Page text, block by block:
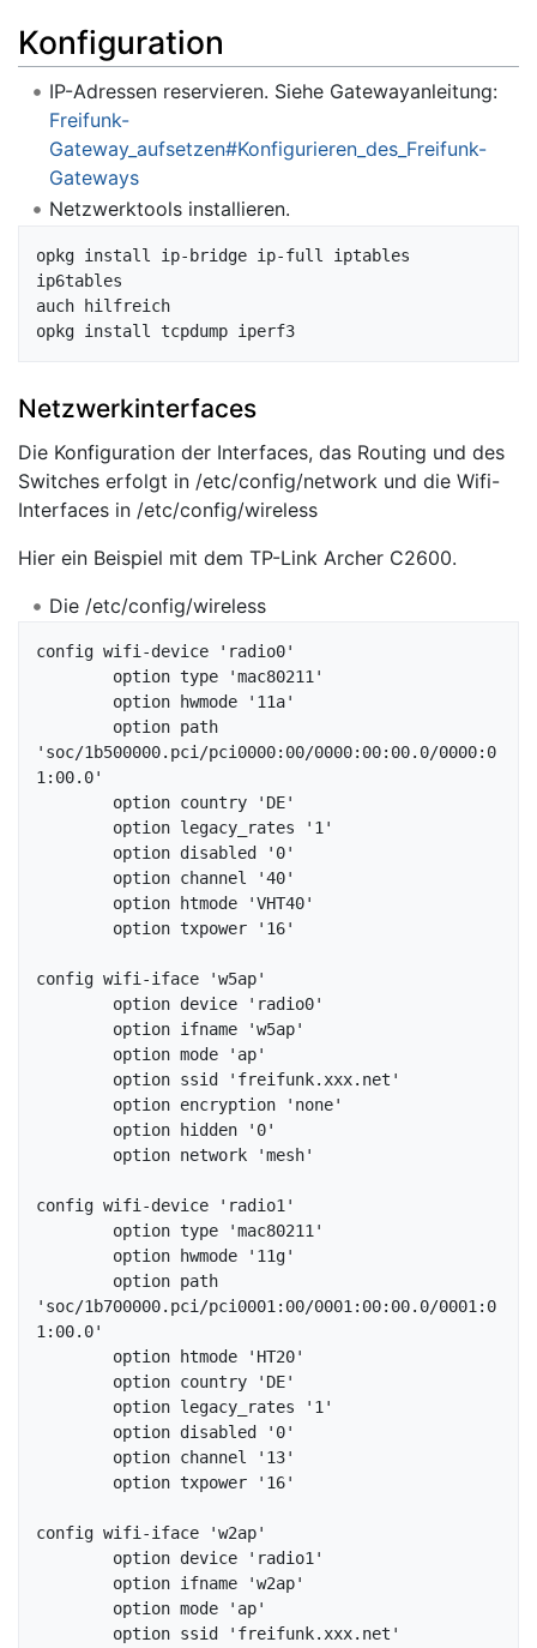
Konfiguration
IP-Adressen reservieren. Siehe Gatewayanleitung:
Freifunk-
Gateway_aufsetzen#Konfigurieren_des_Freifunk-
Gateways
Netzwerktools installieren.
opkg install ip-bridge ip-full iptables
ip6tables
auch hilfreich
Netzwerkinterfaces
Die Konfiguration der Interfaces, das Routing und des
Switches erfolgt in /etc/config/network und die Wifi-
Interfaces in /etc/config/wireless
Hier ein Beispiel mit dem TP-Link Archer C2600.
Die /etc/config/wireless
config wifi-device 'radio0'
'soc/1b500000.pci/pci0000:00/0000:00:00.0/0000:0
1:00.0'
config wifi-iface 'w5ap'
config wifi-device 'radio1'
'soc/1b700000.pci/pci0001:00/0001:00:00.0/0001:0
1:00.0'
config wifi-iface 'w2ap'